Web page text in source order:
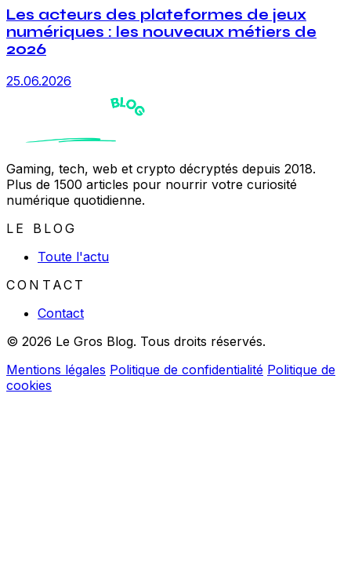
Les acteurs des plateformes de jeux
numériques : les nouveaux métiers de
2026
25.06.2026
Gaming, tech, web et crypto décryptés depuis 2018.
Plus de 1500 articles pour nourrir votre curiosité
numérique quotidienne.
LE BLOG
Toute l'actu
CONTACT
Contact
© 2026 Le Gros Blog. Tous droits réservés.
Mentions légales Politique de confidentialité Politique de
cookies